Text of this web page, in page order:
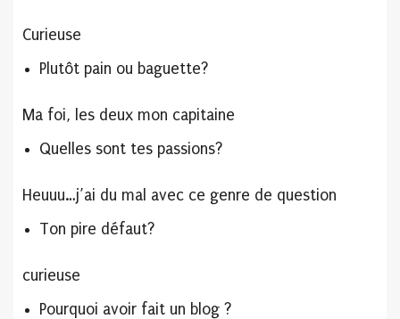
Curieuse
Plutôt pain ou baguette?
Ma foi, les deux mon capitaine
Quelles sont tes passions?
Heuuu…j’ai du mal avec ce genre de question
Ton pire défaut?
curieuse
Pourquoi avoir fait un blog ?